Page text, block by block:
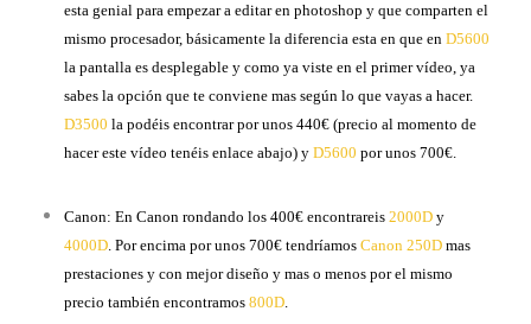
esta genial para empezar a editar en photoshop y que comparten el
mismo procesador, básicamente la diferencia esta en que enD5600
la pantalla es desplegable y como ya viste en el primer vídeo, ya
sabes la opción que te conviene mas según lo que vayas a hacer.
D3500 la podéis encontrar por unos 440€ (precio al momento de
hacer este vídeo tenéis enlace abajo) yD5600 por unos 700€.
Canon: En Canon rondando los 400€ encontrareis2000D y
4000D . Por encima por unos 700€ tendríamosCanon 250D mas
prestaciones y con mejor diseño y mas o menos por el mismo
precio también encontramos800D